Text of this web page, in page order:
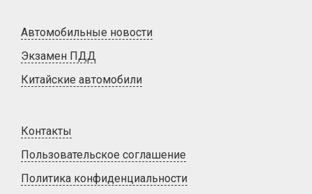
Автомобильные новости
Экзамен ПДД
Китайские автомобили
Контакты
Пользовательское соглашение
Политика конфиденциальности